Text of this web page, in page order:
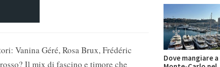
Vanina Géré, Rosa Brux, Frédéric
Il mix di fascino e timore che
Dove mangiare a